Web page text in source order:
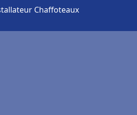
Chaffoteaux